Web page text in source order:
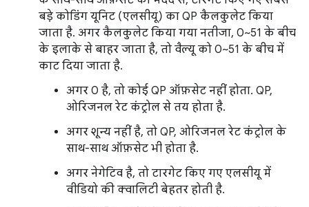
बड़े कोडिंग यूनिट (एलसीयू) का QP कैलकुलेट किया
जाता है. अगर कैलकुलेट किया गया नतीजा, 0~51 के बीच
के इलाके से बाहर जाता है, तो वैल्यू को 0~51 के बीच में
काट दिया जाता है.
अगर 0 है, तो कोई QP ऑफ़सेट नहीं होता. QP,
ओरिजनल रेट कंट्रोल से तय होता है.
अगर शून्य नहीं है, तो QP, ओरिजनल रेट कंट्रोल के
साथ-साथ ऑफ़सेट भी होता है.
अगर नेगेटिव है, तो टारगेट किए गए एलसीयू में
वीडियो की क्वालिटी बेहतर होती है.